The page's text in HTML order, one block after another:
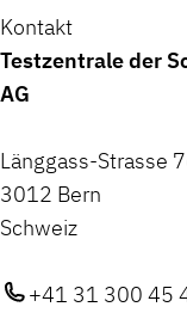
Kontakt
Testzentrale der
AG
Länggass-Strasse
3012 Bern
Schweiz
+41 31 300 45